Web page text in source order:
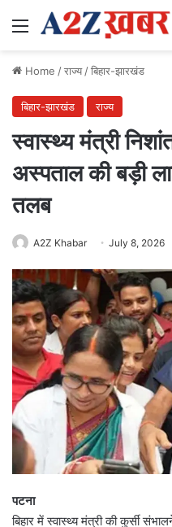
Menu
Home /राज्य/बिहार-झारखंड
बिहार-झारखंड राज्य
स्वास्थ्य मंत्री
अस्पताल की बड़ी
तलब
A2Z Khabar July 8, 2026
पटना
बिहार में स्वास्थ्य मंत्री की कुर्सी